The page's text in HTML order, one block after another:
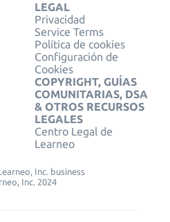
LEGAL
Privacidad
Service Terms
Política de cookies
Configuración de
Cookies
COPYRIGHT, GUÍAS
COMUNITARIAS, DSA
& OTROS RECURSOS
LEGALES
Centro Legal de
Learneo
Inc. business
Inc. 2024